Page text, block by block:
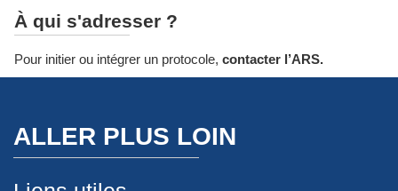
À qui s'adresser ?
Pour initier ou intégrer un protocole, contacter l’ARS.
ALLER PLUS LOIN